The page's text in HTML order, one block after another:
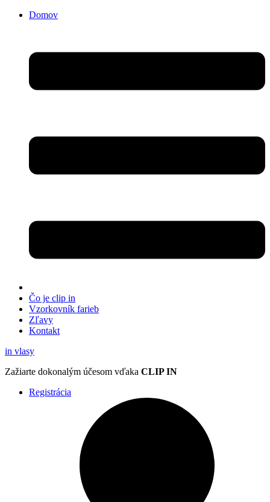
Domov
Čo je clip in
Vzorkovník farieb
Zľavy
Kontakt
in vlasy
Zažiarte dokonalým účesom vďaka CLIP IN
Registrácia